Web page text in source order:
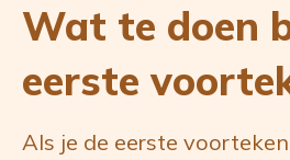
Wat te doen
eerste
Als je de eerste